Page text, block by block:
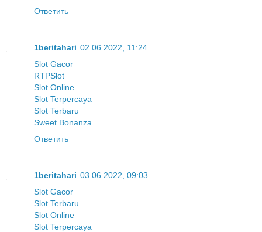
Ответить
1beritahari 02.06.2022, 11:24
Slot Gacor
RTPSlot
Slot Online
Slot Terpercaya
Slot Terbaru
Sweet Bonanza
Ответить
1beritahari 03.06.2022, 09:03
Slot Gacor
Slot Terbaru
Slot Online
Slot Terpercaya